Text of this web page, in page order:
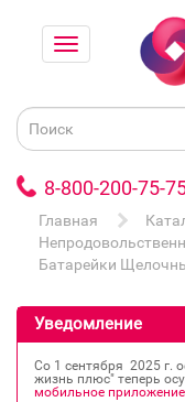
8-800-200-75-
Главная
Батарейки
Уведомление
Со 1 сентября 2025 г.
жизнь плюс" теперь
мобильное